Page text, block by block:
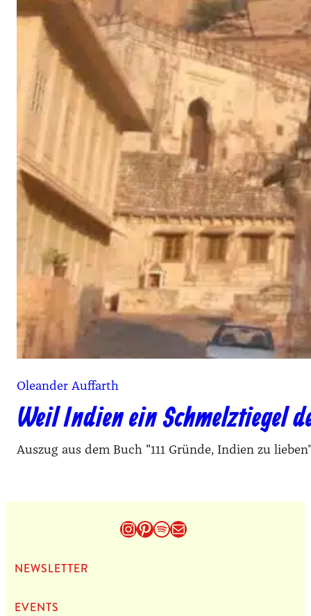
Oleander Auffarth
Weil Indien ein Schmelztiegel
Auszug aus dem Buch "111 Gründe, Indien zu
Instagram
Pinterest
Spotify
E-Mail
NEWS­LET­TER
EVENTS